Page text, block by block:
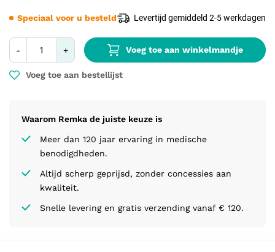
- + Voeg toe aan winkelmandje
Voeg toe aan bestellijst
Waarom Remka de juiste keuze is
Meer dan 120 jaar ervaring in medische
benodigdheden.
Altijd scherp geprijsd, zonder concessies aan
kwaliteit.
Snelle levering en gratis verzending vanaf € 120.
Speciaal voor u besteld Levertijd gemiddeld 2-5 werkdagen